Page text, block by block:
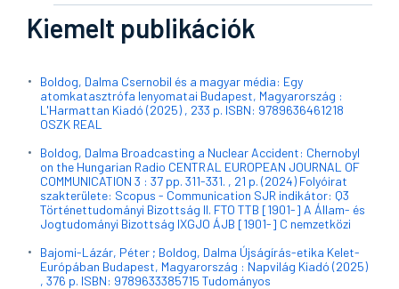
Kiemelt publikációk
Boldog, Dalma Csernobil és a magyar média: Egy
atomkatasztrófa lenyomatai Budapest, Magyarország :
L'Harmattan Kiadó (2025) , 233 p. ISBN: 9789636461218
OSZK REAL
Boldog, Dalma Broadcasting a Nuclear Accident: Chernobyl
on the Hungarian Radio CENTRAL EUROPEAN JOURNAL OF
COMMUNICATION 3 : 37 pp. 311-331. , 21 p. (2024) Folyóirat
szakterülete: Scopus - Communication SJR indikátor: Q3
Történettudományi Bizottság II. FTO TTB [1901-] A Állam- és
Jogtudományi Bizottság IXGJO ÁJB [1901-] C nemzetközi
Bajomi-Lázár, Péter ; Boldog, Dalma Újságírás-etika Kelet-
Európában Budapest, Magyarország : Napvilág Kiadó (2025)
, 376 p. ISBN: 9789633385715 Tudományos